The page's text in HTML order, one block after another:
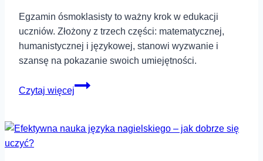
Egzamin ósmoklasisty to ważny krok w edukacji
uczniów. Złożony z trzech części: matematycznej,
humanistycznej i językowej, stanowi wyzwanie i
szansę na pokazanie swoich umiejętności.
Czytaj więcej
Jak
ósmoklasisty?